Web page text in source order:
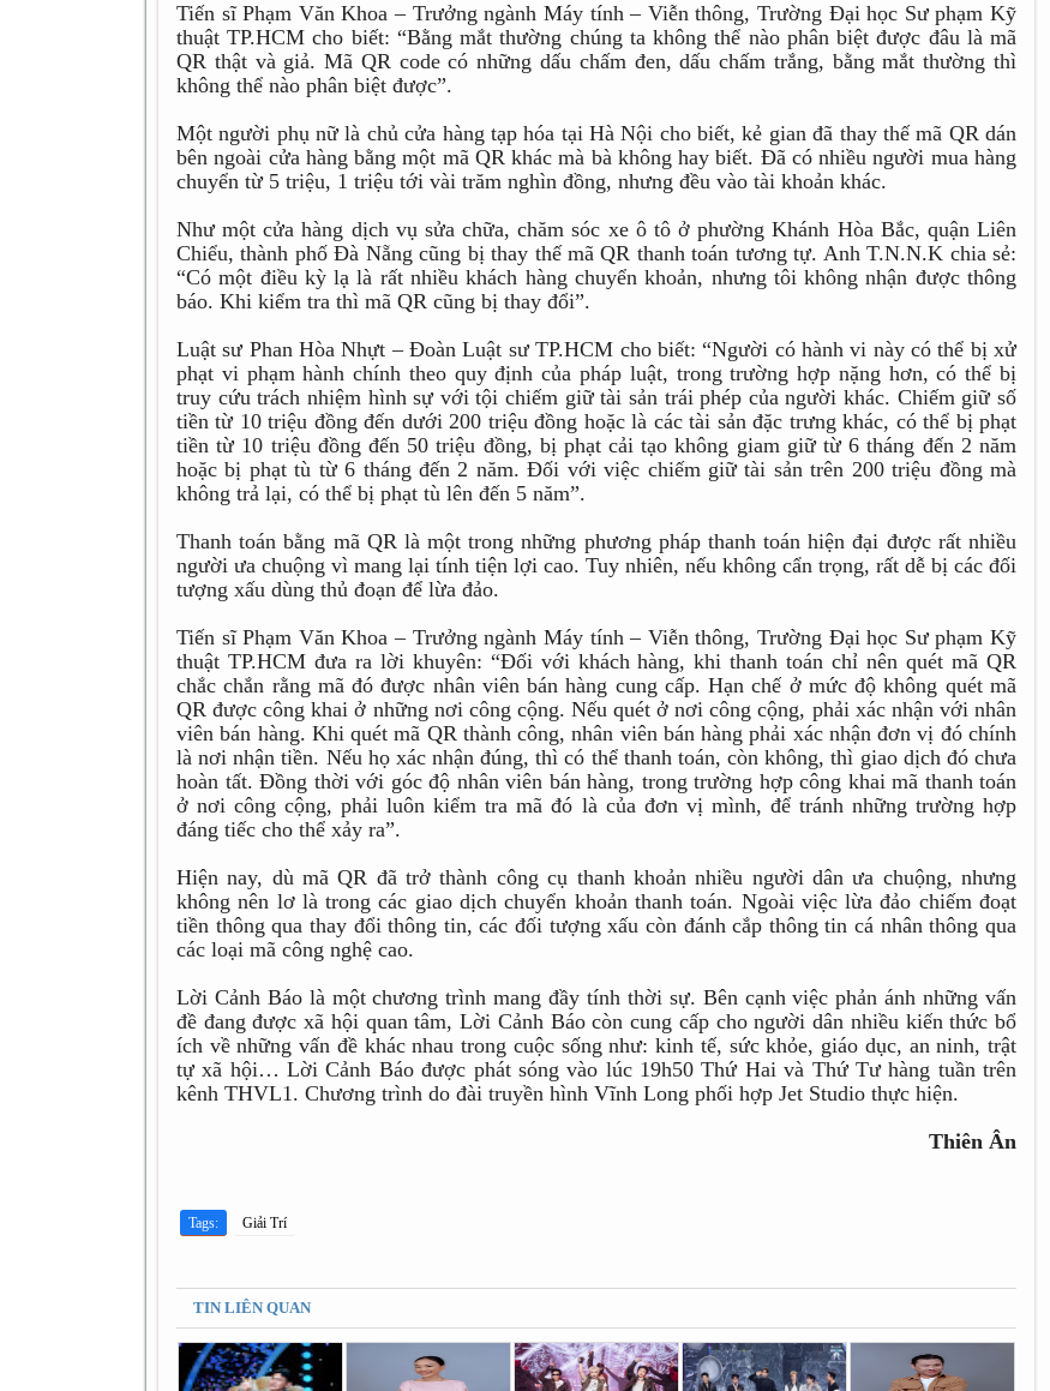
Tiến sĩ Phạm Văn Khoa – Trưởng ngành Máy tính – Viễn thông, Trường Đại học Sư phạm Kỹ
thuật TP.HCM cho biết: “Bằng mắt thường chúng ta không thể nào phân biệt được đâu là mã
QR thật và giả. Mã QR code có những dấu chấm đen, dấu chấm trắng, bằng mắt thường thì
không thể nào phân biệt được”.
Một người phụ nữ là chủ cửa hàng tạp hóa tại Hà Nội cho biết, kẻ gian đã thay thế mã QR dán
bên ngoài cửa hàng bằng một mã QR khác mà bà không hay biết. Đã có nhiều người mua hàng
chuyển từ 5 triệu, 1 triệu tới vài trăm nghìn đồng, nhưng đều vào tài khoản khác.
Như một cửa hàng dịch vụ sửa chữa, chăm sóc xe ô tô ở phường Khánh Hòa Bắc, quận Liên
Chiểu, thành phố Đà Nẵng cũng bị thay thế mã QR thanh toán tương tự. Anh T.N.N.K chia sẻ:
“Có một điều kỳ lạ là rất nhiều khách hàng chuyển khoản, nhưng tôi không nhận được thông
báo. Khi kiểm tra thì mã QR cũng bị thay đổi”.
Luật sư Phan Hòa Nhựt – Đoàn Luật sư TP.HCM cho biết: “Người có hành vi này có thể bị xử
phạt vi phạm hành chính theo quy định của pháp luật, trong trường hợp nặng hơn, có thể bị
truy cứu trách nhiệm hình sự với tội chiếm giữ tài sản trái phép của người khác. Chiếm giữ số
tiền từ 10 triệu đồng đến dưới 200 triệu đồng hoặc là các tài sản đặc trưng khác, có thể bị phạt
tiền từ 10 triệu đồng đến 50 triệu đồng, bị phạt cải tạo không giam giữ từ 6 tháng đến 2 năm
hoặc bị phạt tù từ 6 tháng đến 2 năm. Đối với việc chiếm giữ tài sản trên 200 triệu đồng mà
không trả lại, có thể bị phạt tù lên đến 5 năm”.
Thanh toán bằng mã QR là một trong những phương pháp thanh toán hiện đại được rất nhiều
người ưa chuộng vì mang lại tính tiện lợi cao. Tuy nhiên, nếu không cẩn trọng, rất dễ bị các đối
tượng xấu dùng thủ đoạn để lừa đảo.
Tiến sĩ Phạm Văn Khoa – Trưởng ngành Máy tính – Viễn thông, Trường Đại học Sư phạm Kỹ
thuật TP.HCM đưa ra lời khuyên: “Đối với khách hàng, khi thanh toán chỉ nên quét mã QR
chắc chắn rằng mã đó được nhân viên bán hàng cung cấp. Hạn chế ở mức độ không quét mã
QR được công khai ở những nơi công cộng. Nếu quét ở nơi công cộng, phải xác nhận với nhân
viên bán hàng. Khi quét mã QR thành công, nhân viên bán hàng phải xác nhận đơn vị đó chính
là nơi nhận tiền. Nếu họ xác nhận đúng, thì có thể thanh toán, còn không, thì giao dịch đó chưa
hoàn tất. Đồng thời với góc độ nhân viên bán hàng, trong trường hợp công khai mã thanh toán
ở nơi công cộng, phải luôn kiểm tra mã đó là của đơn vị mình, để tránh những trường hợp
đáng tiếc cho thể xảy ra”.
Hiện nay, dù mã QR đã trở thành công cụ thanh khoản nhiều người dân ưa chuộng, nhưng
không nên lơ là trong các giao dịch chuyển khoản thanh toán. Ngoài việc lừa đảo chiếm đoạt
tiền thông qua thay đổi thông tin, các đối tượng xấu còn đánh cắp thông tin cá nhân thông qua
các loại mã công nghệ cao.
Lời Cảnh Báo là một chương trình mang đầy tính thời sự. Bên cạnh việc phản ánh những vấn
đề đang được xã hội quan tâm, Lời Cảnh Báo còn cung cấp cho người dân nhiều kiến thức bổ
ích về những vấn đề khác nhau trong cuộc sống như: kinh tế, sức khỏe, giáo dục, an ninh, trật
tự xã hội… Lời Cảnh Báo được phát sóng vào lúc 19h50 Thứ Hai và Thứ Tư hàng tuần trên
kênh THVL1. Chương trình do đài truyền hình Vĩnh Long phối hợp Jet Studio thực hiện.
Thiên Ân
Tags: Giải Trí
TIN LIÊN QUAN